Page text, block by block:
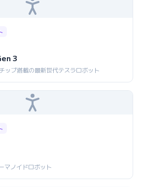
3
ップ搭載の最新世代テスラロボット
マノイドロボット